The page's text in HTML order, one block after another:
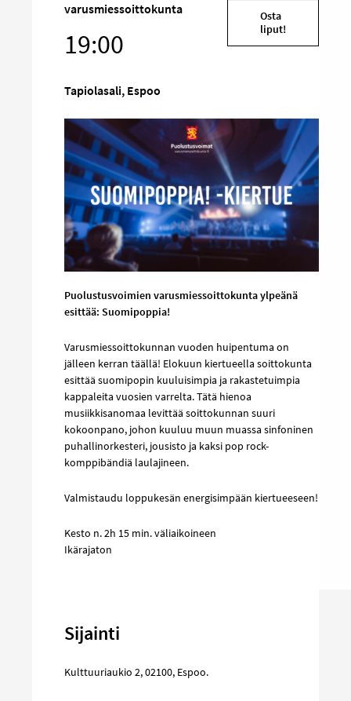
varusmiessoittokunta
19:00
sosiaalisessa
mediassa
Osta
liput!
Tapiolasali, Espoo
Puolustusvoimien varusmiessoittokunta ylpeänä
esittää: Suomipoppia!
Varusmiessoittokunnan vuoden huipentuma on
jälleen kerran täällä! Elokuun kiertueella soittokunta
esittää suomipopin kuuluisimpia ja rakastetuimpia
kappaleita vuosien varrelta. Tätä hienoa
musiikkisanomaa levittää soittokunnan suuri
kokoonpano, johon kuuluu muun muassa sinfoninen
puhallinorkesteri, jousisto ja kaksi pop rock-
komppibändiä laulajineen.
Valmistaudu loppukesän energisimpään kiertueeseen!
Kesto n. 2h 15 min. väliaikoineen
Ikärajaton
Sijainti
Kulttuuriaukio 2,02100, Espoo.